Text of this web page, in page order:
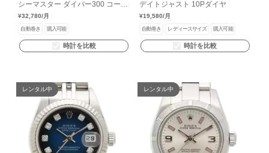
シーマスター ダイバー300 コーア
クシャル 007 エディション
¥32,780/月
自動巻き 購入可能
時計を比較
デイトジャスト 10Pダイヤ
¥19,580/月
自動巻き レディースサイズ 購入可能
時計を比較
レンタル中 レンタル中